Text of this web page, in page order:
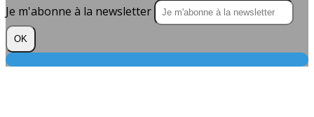
Je m'abonne à la newsletter
OK